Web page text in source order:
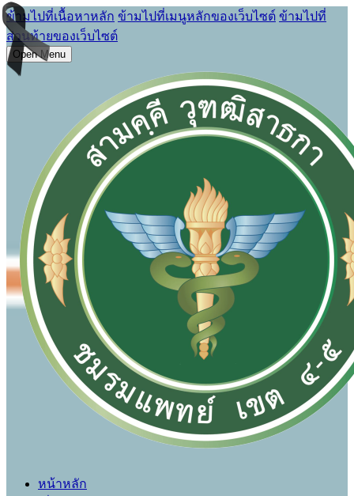
ข้ามไปที่เนื้อหาหลัก ข้ามไปที่เมนูหลักของเว็บไซต์ ข้ามไปที่
ส่วนท้ายของเว็บไซต์
Open Menu
หน้าหลัก